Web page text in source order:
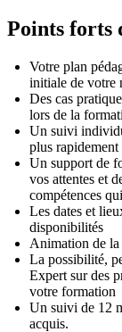
Points forts
Votre plan
initiale de votre
Des cas
lors de la
Un suivi
plus rapidement
Un support de
vos attentes et
compétences
Les dates et
disponibilités
Animation de
La possibilité,
Expert sur des
votre formation
Un suivi de 12
acquis.